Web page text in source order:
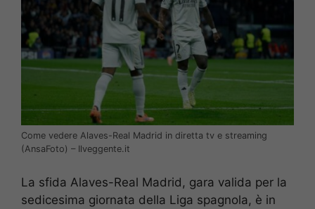
Come vedere Alaves-Real Madrid in diretta tv e streaming
(AnsaFoto) – Ilveggente.it
La sfida Alaves-Real Madrid, gara valida per la
sedicesima giornata della Liga spagnola, è in